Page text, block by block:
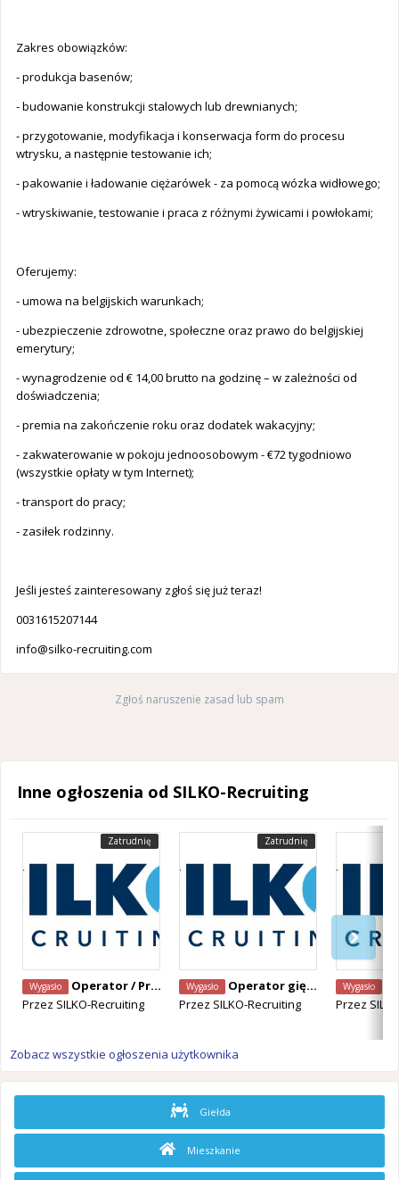
Zakres obowiązków:
- produkcja basenów;
- budowanie konstrukcji stalowych lub drewnianych;
- przygotowanie, modyfikacja i konserwacja form do procesu
wtrysku, a następnie testowanie ich;
- pakowanie i ładowanie ciężarówek - za pomocą wózka widłowego;
- wtryskiwanie, testowanie i praca z różnymi żywicami i powłokami;
Oferujemy:
- umowa na belgijskich warunkach;
- ubezpieczenie zdrowotne, społeczne oraz prawo do belgijskiej
emerytury;
- wynagrodzenie od € 14,00 brutto na godzinę – w zależności od
doświadczenia;
- premia na zakończenie roku oraz dodatek wakacyjny;
- zakwaterowanie w pokoju jednoosobowym - €72 tygodniowo
(wszystkie opłaty w tym Internet);
- transport do pracy;
- zasiłek rodzinny.
Jeśli jesteś zainteresowany zgłoś się już teraz!
0031615207144
info@silko-recruiting.com
Zgłoś naruszenie zasad lub spam
Inne ogłoszenia od SILKO-Recruiting
Zatrudnię
Wygasło
Operator / Programista CNC Mazak – Alken, Belgia
Przez SILKO-Recruiting
Zatrudnię
Wygasło
Operator giętarki CNC – Staden, Belgia
Przez SILKO-Recruiting
Wygasło
Przez
Zobacz wszystkie ogłoszenia użytkownika
Giełda
Mieszkanie